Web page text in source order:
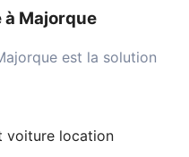
à Majorque
est la solution